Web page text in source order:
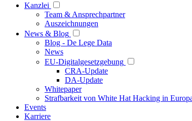
Kanzlei
Team & Ansprechpartner
Auszeichnungen
News & Blog
Blog - De Lege Data
News
EU-Digitalgesetzgebung
CRA-Update
DA-Update
Whitepaper
Strafbarkeit von White Hat Hacking in
Events
Karriere